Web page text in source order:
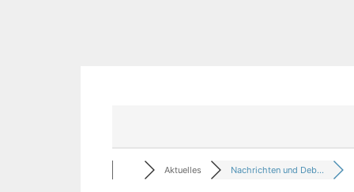
Aktuelles Nachrichten und Deb...